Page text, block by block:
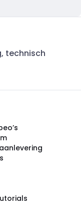
technisch